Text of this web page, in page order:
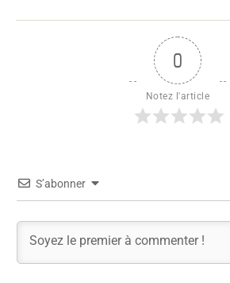
0
Notez l'article
S’abonner